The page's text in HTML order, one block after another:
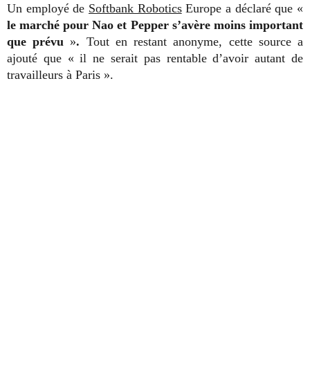
Un employé de Softbank RoboticsEurope a déclaré que «
le marché pour Nao et Pepper s’avère moins important
que prévu ». Tout en restant anonyme, cette source a
ajouté que « il ne serait pas rentable d’avoir autant de
travailleurs à Paris ».